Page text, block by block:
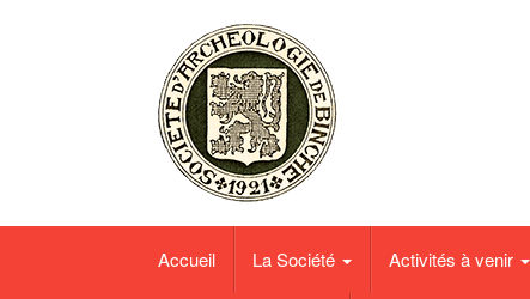
Société d'Archéologie et des Amis du
Accueil La Société Activités à venir